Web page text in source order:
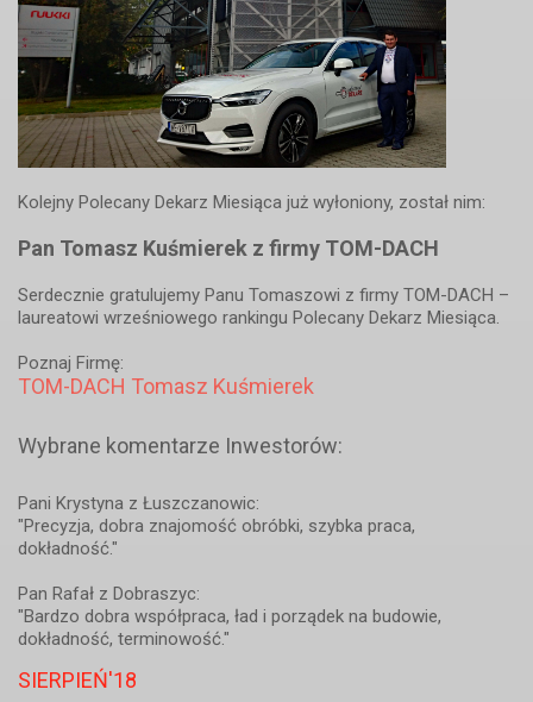
Kolejny Polecany Dekarz Miesiąca już wyłoniony, został nim:
Pan Tomasz Kuśmierek z firmy TOM-DACH
Serdecznie gratulujemy Panu Tomaszowi z firmy TOM-DACH –
laureatowi wrześniowego rankingu Polecany Dekarz Miesiąca.
Poznaj Firmę:
TOM-DACH Tomasz Kuśmierek
Wybrane komentarze Inwestorów:
Pani Krystyna z Łuszczanowic:
"Precyzja, dobra znajomość obróbki, szybka praca,
dokładność."
Pan Rafał z Dobraszyc:
"Bardzo dobra współpraca, ład i porządek na budowie,
dokładność, terminowość."
SIERPIEŃ'18